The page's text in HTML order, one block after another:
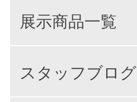
展示商品一覧
スタッフブログ